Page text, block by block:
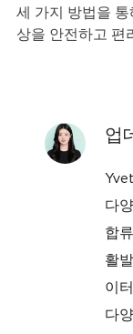
세 가지 방법을 통
상을 안전하고 편
업
다
합
활
이
다